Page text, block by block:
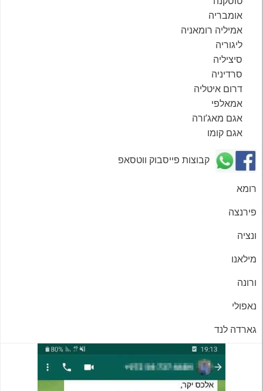
אומבריה
אמיליה רומאניה
ליגוריה
סיציליה
סרדיניה
דרום איטליה
אמאלפי
אגם מאג’ורה
אגם קומו
קבוצות פייסבוק ווטסאפ
רומא
פירנצה
ונציה
מילאנו
ורונה
נאפולי
גארדה לנד